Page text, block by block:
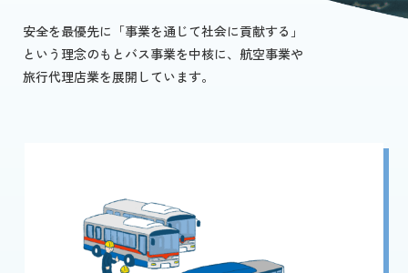
安全を最優先に「事業を通じて社会に貢献する」
という理念のもとバス事業を中核に、航空事業や
旅行代理店業を展開しています。